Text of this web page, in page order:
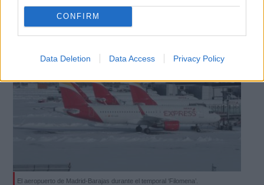
CONFIRM
Data Deletion Data Access Privacy Policy
El aeropuerto de Madrid-Barajas durante el temporal ‘Filomena’.